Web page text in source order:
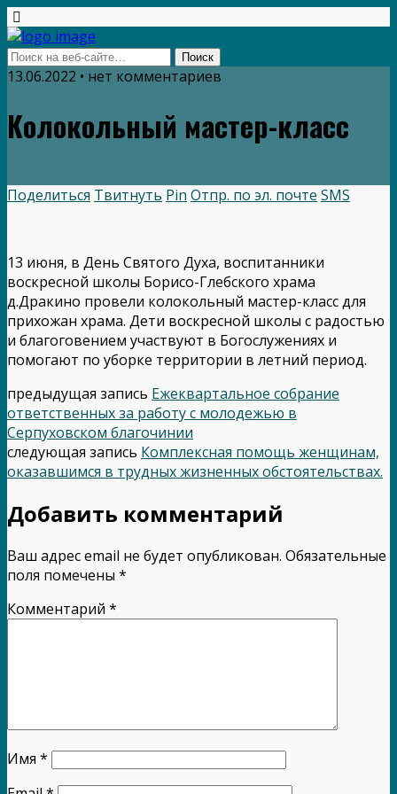
13.06.2022 • нет комментариев
Колокольный мастер-класс
Поделиться Твитнуть Pin Отпр. по эл. почте SMS
13 июня, в День Святого Духа, воспитанники
воскресной школы Борисо-Глебского храма
д.Дракино провели колокольный мастер-класс для
прихожан храма. Дети воскресной школы с радостью
и благоговением участвуют в Богослужениях и
помогают по уборке территории в летний период.
предыдущая запись Ежеквартальное собрание
ответственных за работу с молодежью в
Серпуховском благочинии
следующая запись Комплексная помощь женщинам,
оказавшимся в трудных жизненных обстоятельствах.
Добавить комментарий
Ваш адрес email не будет опубликован. Обязательные
поля помечены *
Комментарий *
Имя *